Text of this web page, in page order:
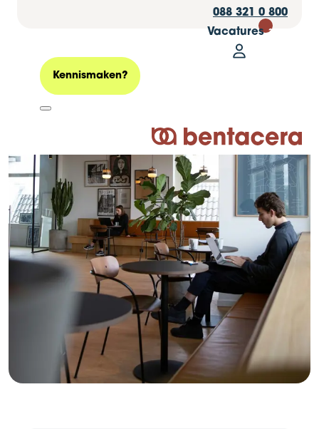
088 321 0 800
Vacatures 30
Mijn
Logo Bentacera
Kennismaken?